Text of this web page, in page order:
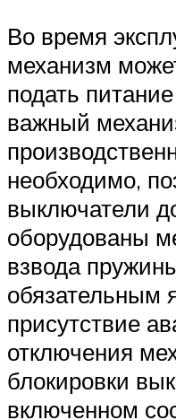
Во время
механизм
подать
важный
необходимо,
выключатели
оборудованы
взвода
обязательным
присутствие
отключения
блокировки
включенном